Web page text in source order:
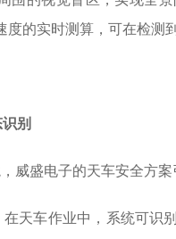
的实时测算，可在检测
别
威盛电子的天车安全方案
天车作业中，系统可识